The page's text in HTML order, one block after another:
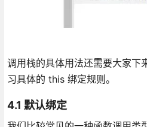
调用栈的具体用法还需要大家下
习具体的 this 绑定规则。
4.1 默认绑定